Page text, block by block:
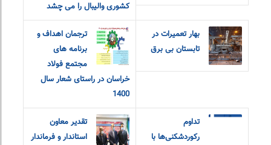
کشوری والیبال را می چشد
بهار تعمیرات در
تابستان بی برق
ترجمان اهداف و
برنامه های
مجتمع فولاد
خراسان در راستای شعار سال
1400
تداوم
رکوردشکنی‌ها با
تقدیر معاون
استاندار و فرماندار